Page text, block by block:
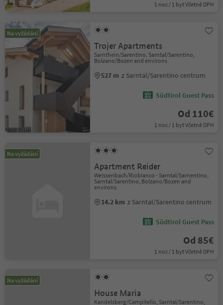
1 noc / 1 byt Včetně DPH
Na vyžádání
Trojer Apartments
Sarnthein/Sarentino, Sarntal/Sarentino,
Bolzano/Bozen and environs
527 m z Sarntal/Sarentino centrum
Südtirol Guest Pass
Od 110€
1 noc / 1 byt Včetně DPH
Na vyžádání
Apartment Reider
Weissenbach/Riobianco - Sarntal/Sarnentino,
Sarntal/Sarentino, Bolzano/Bozen and
environs
14.2 km z Sarntal/Sarentino centrum
Südtirol Guest Pass
Od 85€
1 noc / 1 byt Včetně DPH
Na vyžádání
House Maria
Kandelsberg/Campitello, Sarntal/Sarentino,